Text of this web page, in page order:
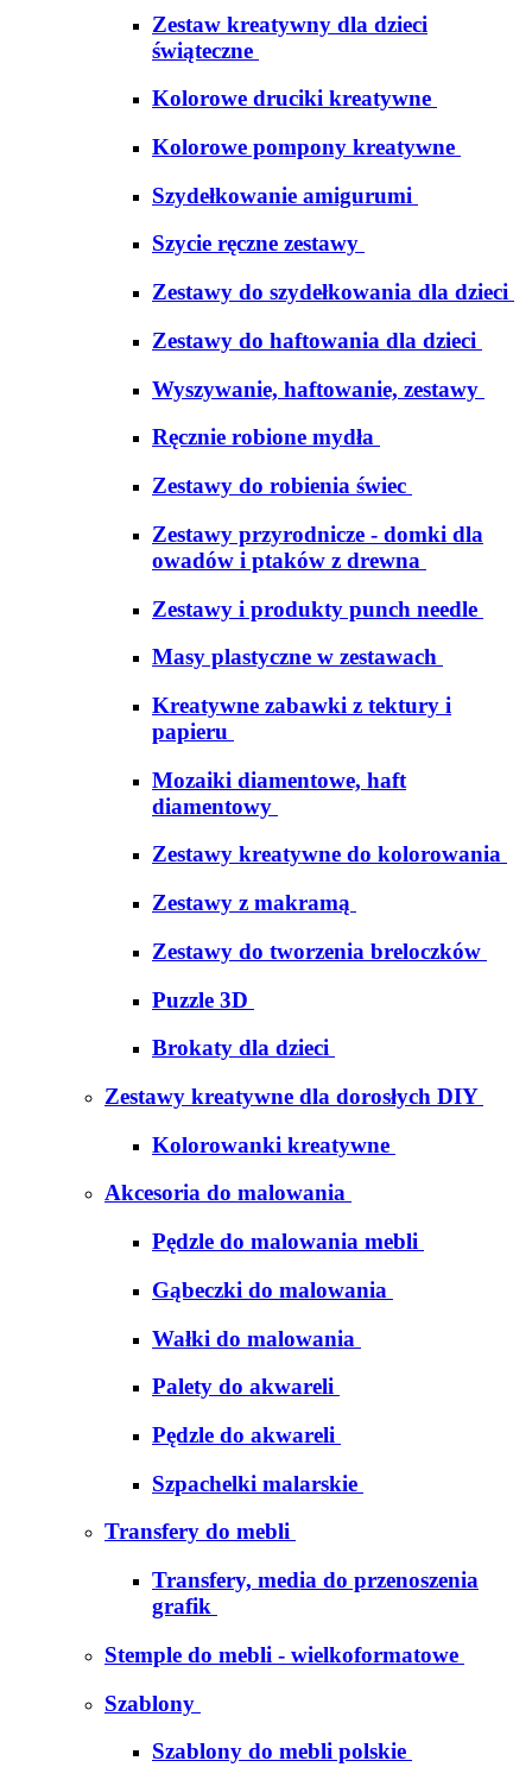
Zestaw kreatywny dla dzieci
świąteczne
Kolorowe druciki kreatywne
Kolorowe pompony kreatywne
Szydełkowanie amigurumi
Szycie ręczne zestawy
Zestawy do szydełkowania dla dzieci
Zestawy do haftowania dla dzieci
Wyszywanie, haftowanie, zestawy
Ręcznie robione mydła
Zestawy do robienia świec
Zestawy przyrodnicze - domki dla
owadów i ptaków z drewna
Zestawy i produkty punch needle
Masy plastyczne w zestawach
Kreatywne zabawki z tektury i
papieru
Mozaiki diamentowe, haft
diamentowy
Zestawy kreatywne do kolorowania
Zestawy z makramą
Zestawy do tworzenia breloczków
Puzzle 3D
Brokaty dla dzieci
Zestawy kreatywne dla dorosłych DIY
Kolorowanki kreatywne
Akcesoria do malowania
Pędzle do malowania mebli
Gąbeczki do malowania
Wałki do malowania
Palety do akwareli
Pędzle do akwareli
Szpachelki malarskie
Transfery do mebli
Transfery, media do przenoszenia
grafik
Stemple do mebli - wielkoformatowe
Szablony
Szablony do mebli polskie